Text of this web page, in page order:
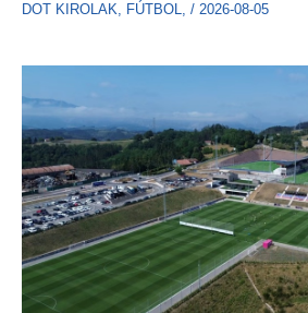
DOT KIROLAK, FÚTBOL, / 2026-08-05